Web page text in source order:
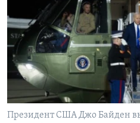
Learning English
СОЦИАЛЬНЫЕ СЕТИ
Президент США Джо Байден